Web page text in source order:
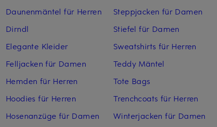
Daunenmäntel für Herren
Dirndl
Elegante Kleider
Felljacken für Damen
Hemden für Herren
Hoodies für Herren
Hosenanzüge für Damen
Steppjacken für Damen
Stiefel für Damen
Sweatshirts für Herren
Teddy Mäntel
Tote Bags
Trenchcoats für Herren
Winterjacken für Damen